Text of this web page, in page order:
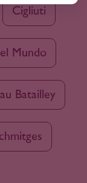
Cigliuti
Mundo
Batailley